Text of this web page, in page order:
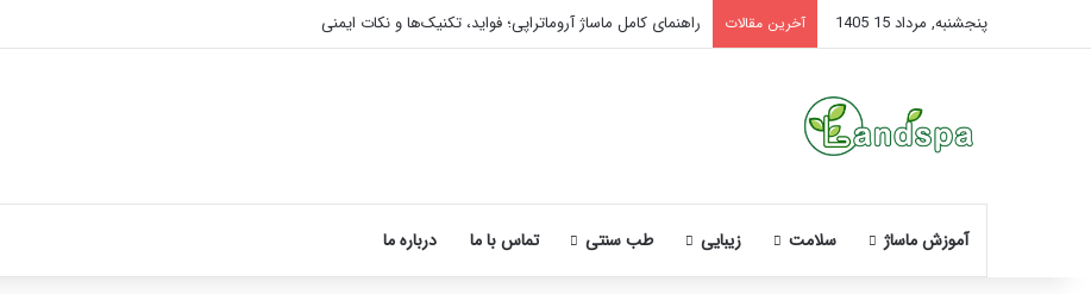
پنجشنبه, مرداد 15 1405 آخرین مقالات راهنمای کامل ماساژ آروماتراپی؛ فواید، تکنیک‌ها و نکات ایمنی
آموزش ماساژ سلامت زیبایی طب سنتی تماس با ما درباره ما